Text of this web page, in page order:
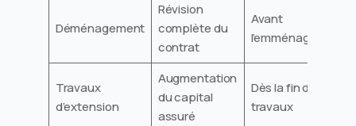
Déménagement
Révision
complète du
contrat
Avant
l’emménagement
Travaux
d’extension
Augmentation
du capital
assuré
Dès la fin des
travaux